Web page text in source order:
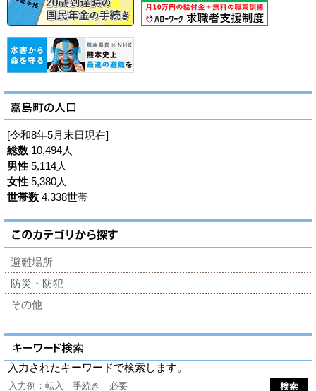
[令和8年5月末日現在]
総数 10,494人
男性 5,114人
女性 5,380人
世帯数 4,338世帯
避難場所
防災・防犯
その他
入力されたキーワードで検索します。